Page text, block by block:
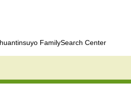
FamilySearch Center